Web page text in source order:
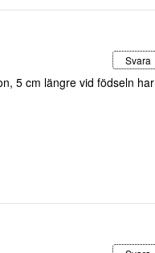
Svara
5 cm längre vid födseln har